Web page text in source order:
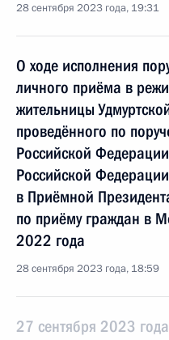
28 сентября 2023 года, 19:31
О ходе исполнения
личного приёма в
жительницы
проведённого по
Российской
Российской
в Приёмной
по приёму граждан в
2022 года
28 сентября 2023 года, 18:59
27 сентября 2023